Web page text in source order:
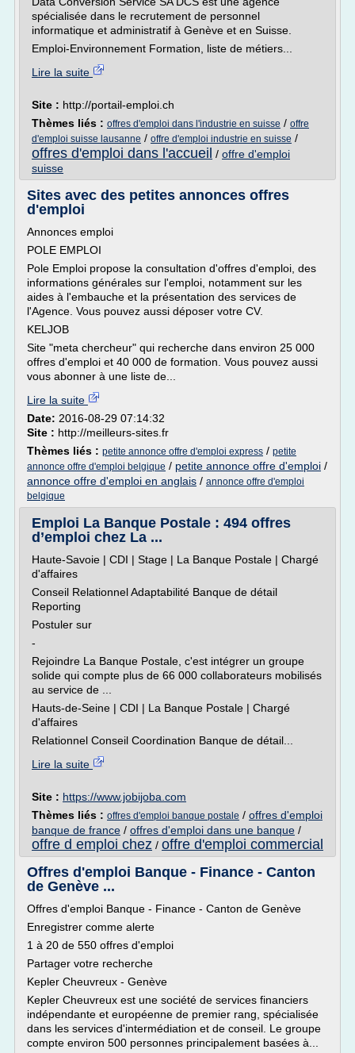
spécialisée dans le recrutement de personnel
informatique et administratif à Genève et en Suisse.
Emploi-Environnement Formation, liste de métiers...
Lire la suite
Site : http://portail-emploi.ch
Thèmes liés : offres d'emploi dans l'industrie en suisse / offre
d'emploi suisse lausanne / offre d'emploi industrie en suisse /
offres d'emploi dans l'accueil / offre d'emploi
suisse
Sites avec des petites annonces offres
d'emploi
Annonces emploi
POLE EMPLOI
Pole Emploi propose la consultation d'offres d'emploi, des
informations générales sur l'emploi, notamment sur les
aides à l'embauche et la présentation des services de
l'Agence. Vous pouvez aussi déposer votre CV.
KELJOB
Site "meta chercheur" qui recherche dans environ 25 000
offres d'emploi et 40 000 de formation. Vous pouvez aussi
vous abonner à une liste de...
Lire la suite
Date: 2016-08-29 07:14:32
Site : http://meilleurs-sites.fr
Thèmes liés : petite annonce offre d'emploi express / petite
annonce offre d'emploi belgique / petite annonce offre d'emploi /
annonce offre d'emploi en anglais / annonce offre d'emploi
belgique
Emploi La Banque Postale : 494 offres
d’emploi chez La ...
Haute-Savoie | CDI | Stage | La Banque Postale | Chargé
d'affaires
Conseil Relationnel Adaptabilité Banque de détail
Reporting
Postuler sur
-
Rejoindre La Banque Postale, c'est intégrer un groupe
solide qui compte plus de 66 000 collaborateurs mobilisés
au service de ...
Hauts-de-Seine | CDI | La Banque Postale | Chargé
d'affaires
Relationnel Conseil Coordination Banque de détail...
Lire la suite
Site : https://www.jobijoba.com
Thèmes liés : offres d'emploi banque postale / offres d'emploi
banque de france / offres d'emploi dans une banque /
offre d emploi chez / offre d'emploi commercial
Offres d'emploi Banque - Finance - Canton
de Genève ...
Offres d'emploi Banque - Finance - Canton de Genève
Enregistrer comme alerte
1 à 20 de 550 offres d'emploi
Partager votre recherche
Kepler Cheuvreux - Genève
Kepler Cheuvreux est une société de services financiers
indépendante et européenne de premier rang, spécialisée
dans les services d'intermédiation et de conseil. Le groupe
compte environ 500 personnes principalement basées à...